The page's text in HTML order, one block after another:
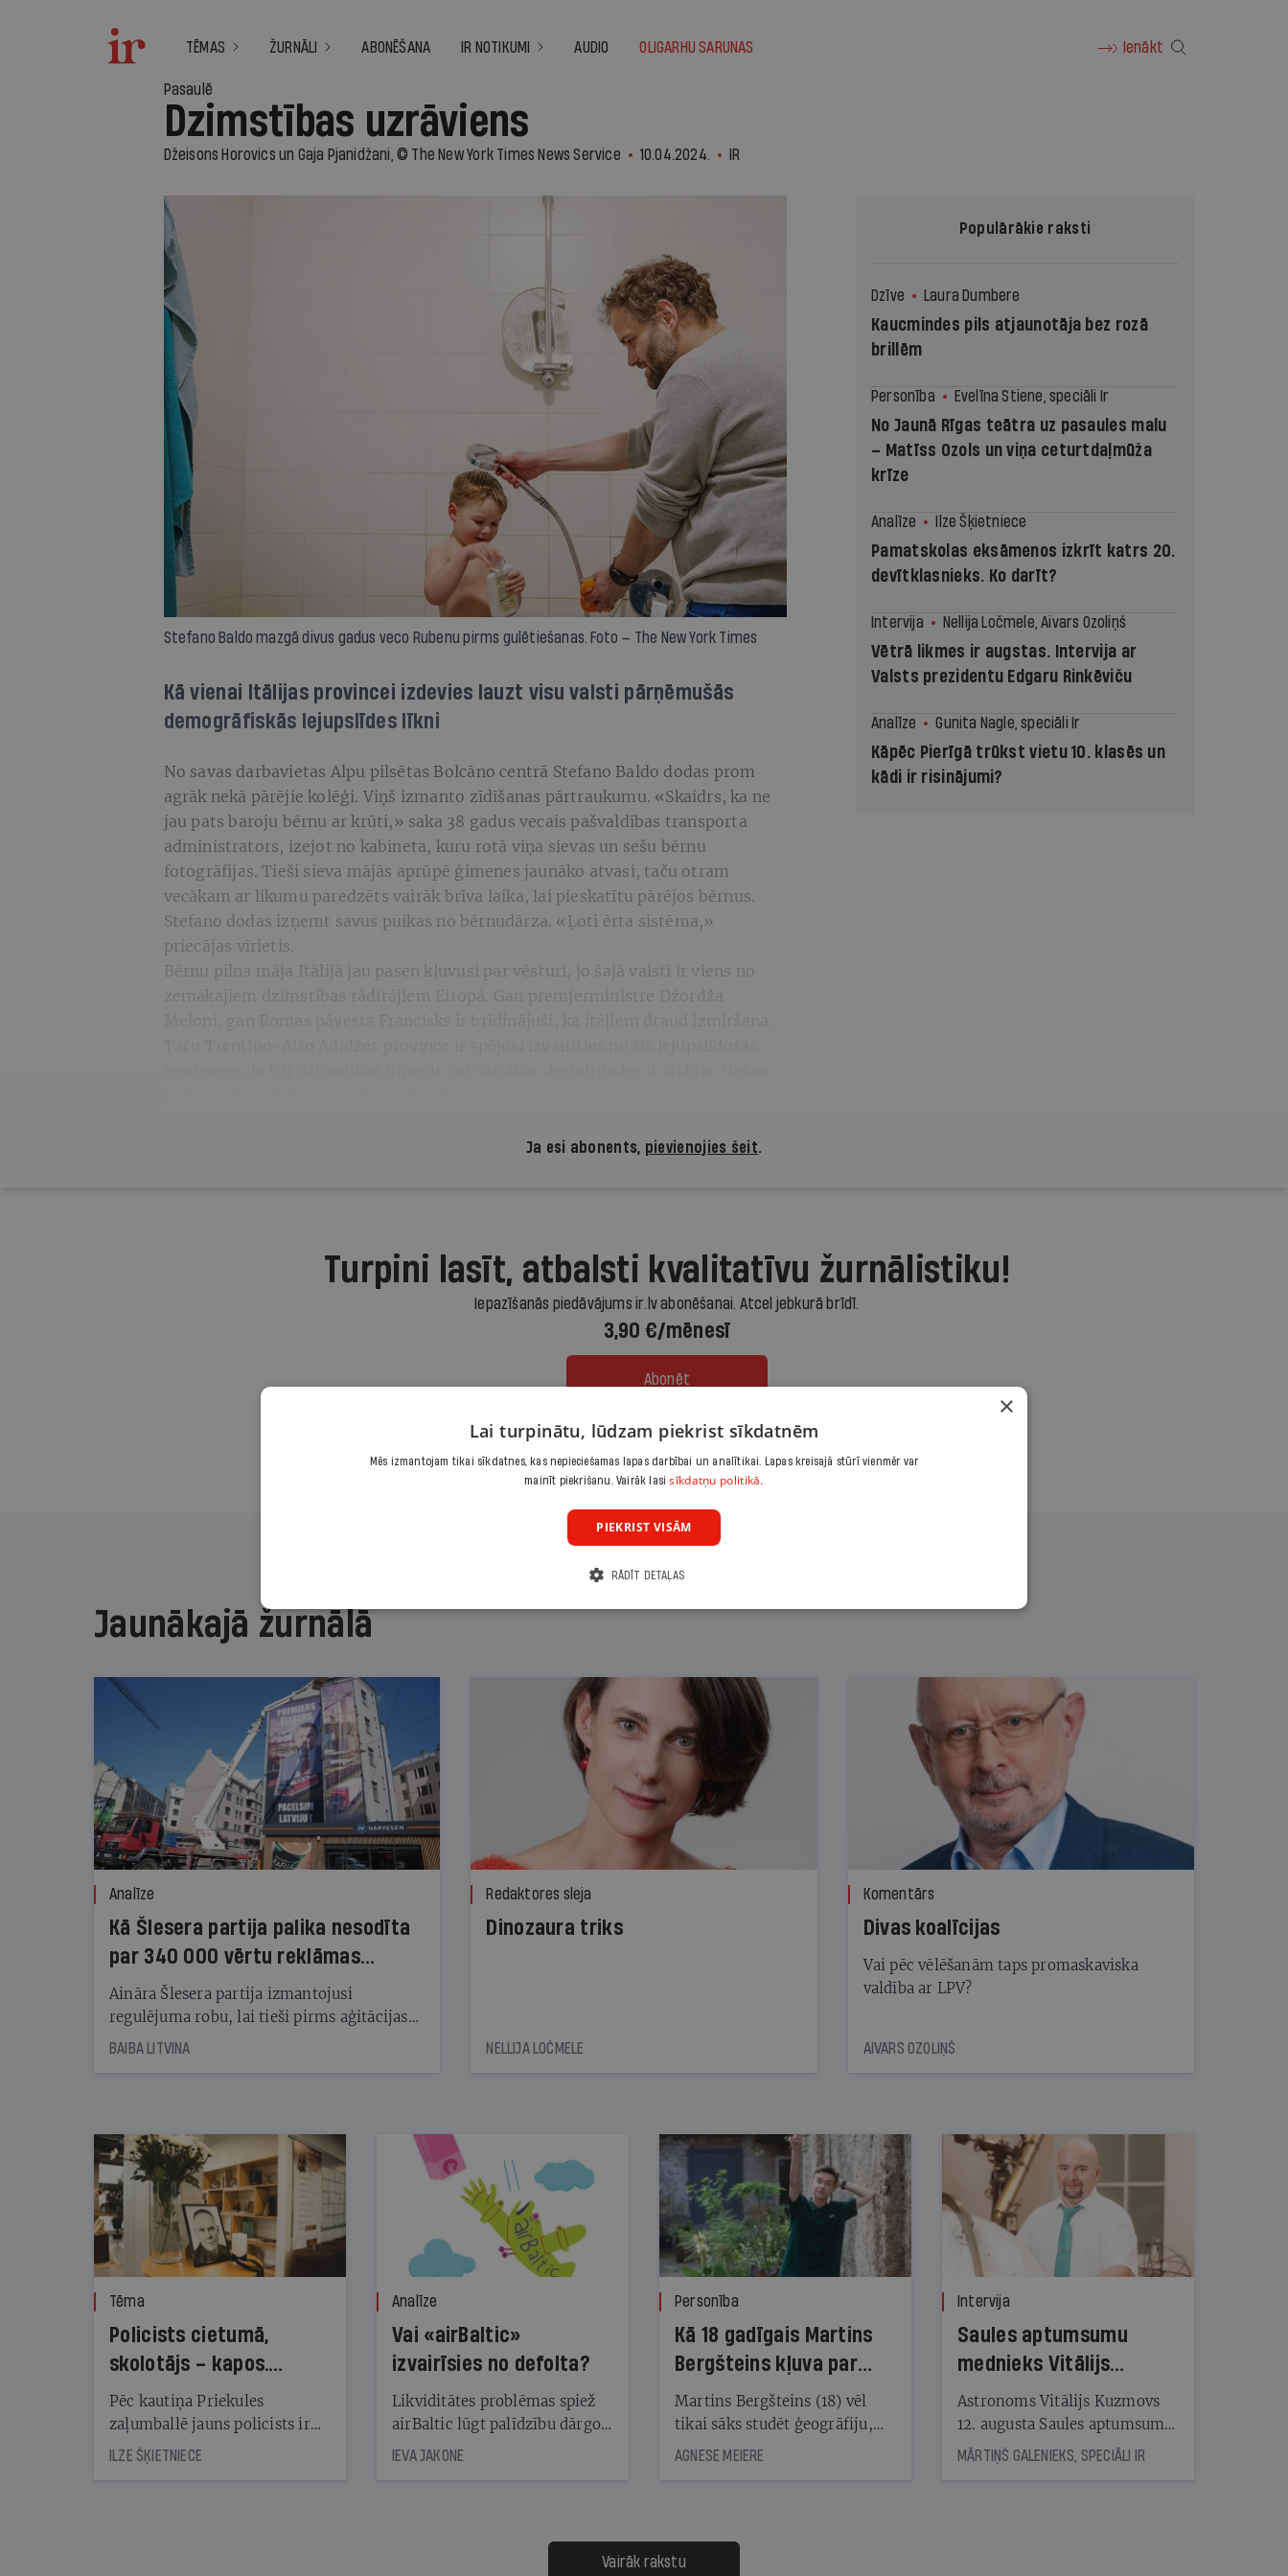
TĒMAS ŽURNĀLI ABONĒŠANA IR NOTIKUMI AUDIO OLIGARHU SARUNAS Ienākt
Pasaulē
Dzimstības uzrāviens
Džeisons Horovics un Gaja Pjanidžani, © The New York Times News Service 10.04.2024. IR
Stefano Baldo mazgā divus gadus veco Rubenu pirms gulētiešanas. Foto — The New York Times
Kā vienai Itālijas provincei izdevies lauzt visu valsti pārņēmušās
demogrāfiskās lejupslīdes līkni
No savas darbavietas Alpu pilsētas Bolcāno centrā Stefano Baldo dodas prom
agrāk nekā pārējie kolēģi. Viņš izmanto zīdīšanas pārtraukumu. «Skaidrs, ka ne
jau pats baroju bērnu ar krūti,» saka 38 gadus vecais pašvaldības transporta
administrators, izejot no kabineta, kuru rotā viņa sievas un sešu bērnu
fotogrāfijas. Tieši sieva mājās aprūpē ģimenes jaunāko atvasi, taču otram
vecākam ar likumu paredzēts vairāk brīva laika, lai pieskatītu pārējos bērnus.
Stefano dodas izņemt savus puikas no bērnudārza. «Ļoti ērta sistēma,»
priecājas vīrietis.
Bērnu pilna māja Itālijā jau pasen kļuvusi par vēsturi, jo šajā valstī ir viens no
zemākajiem dzimstības rādītājiem Eiropā. Gan premjerministre Džordža
Populārākie raksti
Dzīve Laura Dumbere
Kaucmindes pils atjaunotāja bez rozā
brillēm
Personība Evelīna Stiene, speciāli Ir
No Jaunā Rīgas teātra uz pasaules malu
– Matīss Ozols un viņa ceturtdaļmūža
krīze
Analīze Ilze Šķietniece
Pamatskolas eksāmenos izkrīt katrs 20.
devītklasnieks. Ko darīt?
Intervija Nellija Ločmele, Aivars Ozoliņš
Vētrā likmes ir augstas. Intervija ar
Valsts prezidentu Edgaru Rinkēviču
Analīze Gunita Nagle, speciāli Ir
Kāpēc Pierīgā trūkst vietu 10. klasēs un
kādi ir risinājumi?
Ja esi abonents, pievienojies šeit.
Turpini lasīt, atbalsti kvalitatīvu žurnālistiku!
Iepazīšanās piedāvājums ir.lv abonēšanai. Atcel jebkurā brīdī.
3,90 €/mēnesī
Abonēt
Citas abonēšanas iespējas meklē šeit
Jaunākajā žurnālā
Analīze
Kā Šlesera partija palika nesodīta
par 340 000 vērtu reklāmas
kampaņu
Aināra Šlesera partija izmantojusi
regulējuma robu, lai tieši pirms aģitācijas
starta izreklamētos par summu, kas
BAIBA LITVINA
Redaktores sleja
Dinozaura triks
NELLIJA LOČMELE
Komentārs
Divas koalīcijas
Vai pēc vēlēšanām taps promaskaviska
valdība ar LPV?
AIVARS OZOLIŅŠ
Tēma
Policists cietumā,
skolotājs – kapos.
Reibuma cena Priekulē
Pēc kautiņa Priekules
zaļumballē jauns policists ir
nonācis cietumā, bet
cienījams pedagogs — kapos.
ILZE ŠĶIETNIECE
Analīze
Vai «airBaltic»
izvairīsies no defolta?
Likviditātes problēmas spiež
airBaltic lūgt palīdzību dārgo
obligāciju turētājiem, taču
samaksāt augstos procentus,
kas jāpārskaita jau trīs dienas
IEVA JAKONE
Personība
Kā 18 gadīgais Martins
Bergšteins kļuva par
laika ziņu seju?
Martins Bergšteins (18) vēl
tikai sāks studēt ģeogrāfiju,
bet viņa sacītajam jau uzticas
uzcītīga darba, mammas
atbalsts un drosme turpināt
AGNESE MEIERE
Intervija
Saules aptumsumu
mednieks Vitālijs
Kuzmovs
Astronoms Vitālijs Kuzmovs
12. augusta Saules aptumsumu
dosies vērot Maļorkā, kur tas
būs pilns. Jau nākamajā dienā
MĀRTIŅŠ GALENIEKS, SPECIĀLI IR
Vairāk rakstu
×
Lai turpinātu, lūdzam piekrist sīkdatnēm
Mēs izmantojam tikai sīkdatnes, kas nepieciešamas lapas darbībai un analītikai. Lapas kreisajā stūrī vienmēr var
mainīt piekrišanu. Vairāk lasisīkdatņu politikā.
PIEKRIST VISĀM
RĀDĪT DETAĻAS